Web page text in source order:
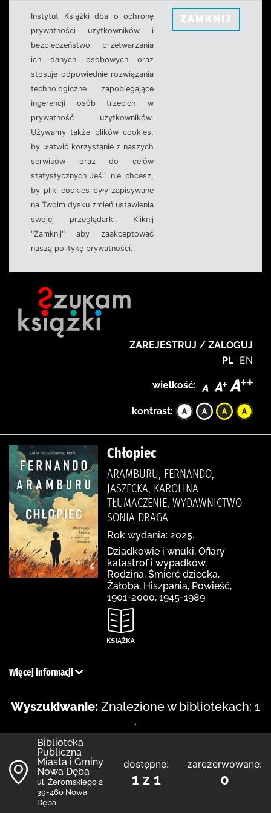
Instytut Książki dba o ochronę
prywatności użytkowników i
bezpieczeństwo przetwarzania
ich danych osobowych oraz
stosuje odpowiednie rozwiązania
technologiczne zapobiegające
ingerencji osób trzecich w
prywatność użytkowników.
Używamy także plików cookies,
by ułatwić korzystanie z naszych
serwisów oraz do celów
statystycznych.Jeśli nie chcesz,
by pliki cookies były zapisywane
na Twoim dysku zmień ustawienia
swojej przeglądarki. Kliknij
"Zamknij" aby zaakceptować
naszą politykę prywatności.
ZAMKNIJ
ZAREJESTRUJ / ZALOGUJ
PL EN
wielkość:
kontrast:
Chłopiec
ARAMBURU, FERNANDO,
JASZECKA, KAROLINA
TŁUMACZENIE, WYDAWNICTWO
SONIA DRAGA
Rok wydania: 2025.
Dziadkowie i wnuki, Ofiary
katastrof i wypadków,
Rodzina, Śmierć dziecka,
Żałoba, Hiszpania, Powieść,
1901-2000, 1945-1989
Więcej informacji
Wyszukiwanie: Znalezione w bibliotekach: 1
.
Biblioteka
Publiczna
Miasta i Gminy
Nowa Dęba
ul. Żeromskiego 2
39-460 Nowa
Dęba
dostępne:
1 z 1
zarezerwowane:
0